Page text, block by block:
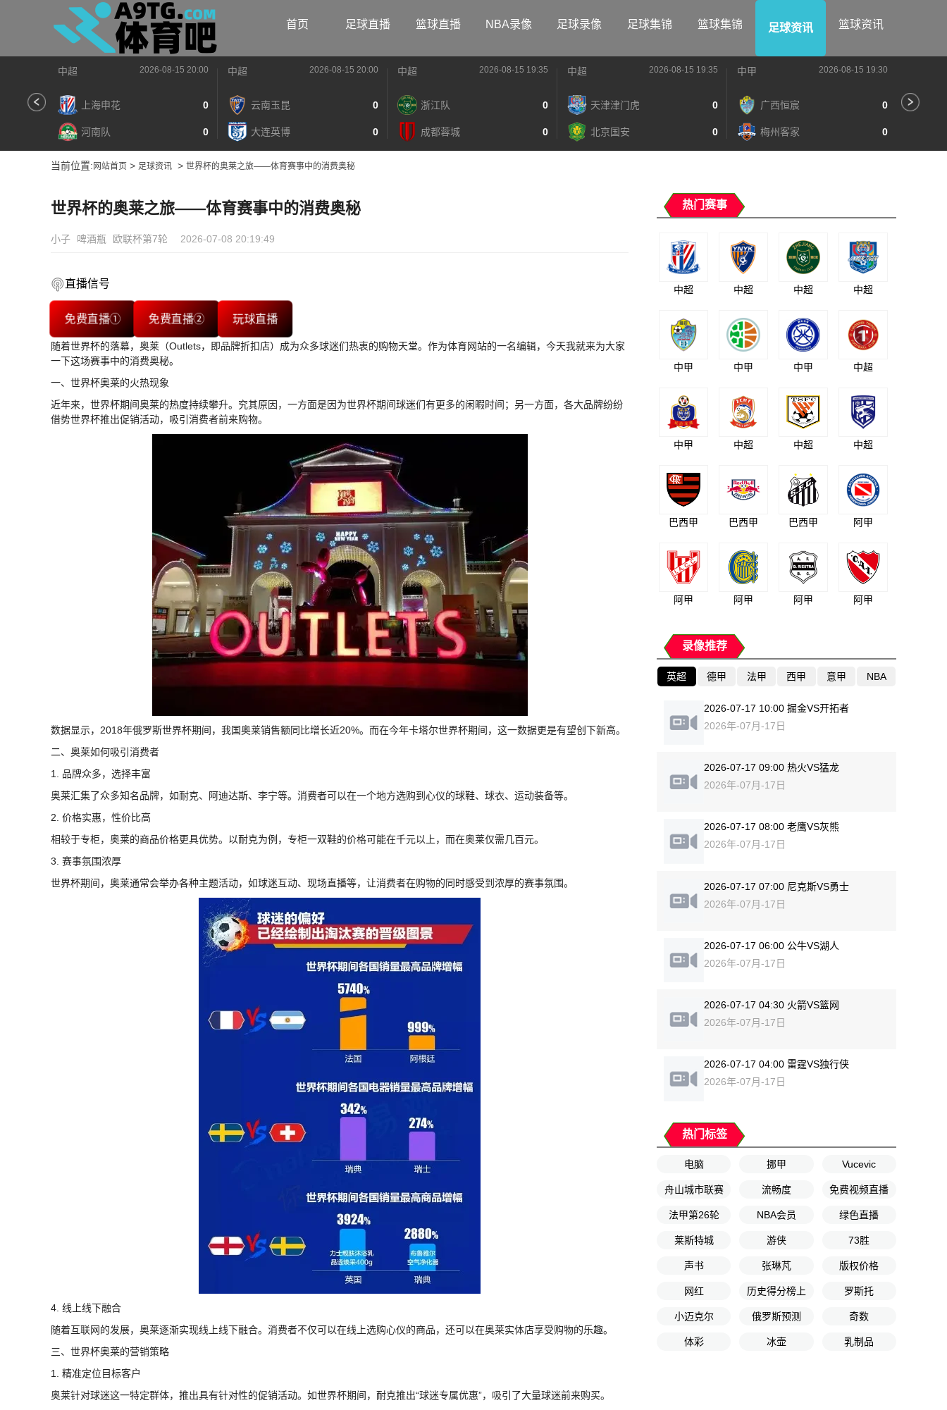
首页 足球直播 篮球直播 NBA录像 足球录像 足球集锦 篮球集锦 足球资讯 篮球资讯
中超 2026-08-15 20:00
上海申花 0
河南队 0
中超 2026-08-15 20:00
云南玉昆 0
大连英博 0
中超 2026-08-15 19:35
浙江队 0
成都蓉城 0
中超 2026-08-15 19:35
天津津门虎 0
北京国安 0
中甲 2026-08-15 19:30
广西恒宸 0
梅州客家 0
当前位置: 网站首页 > 足球资讯 > 世界杯的奥莱之旅——体育赛事中的消费奥秘
世界杯的奥莱之旅——体育赛事中的消费奥秘
小子 啤酒瓶 欧联杯第7轮 2026-07-08 20:19:49
直播信号
免费直播① 免费直播② 玩球直播
随着世界杯的落幕，奥莱（Outlets，即品牌折扣店）成为众多球迷们热衷的购物天堂。作为体育网站的一名编辑，今天我就来为大家
一下这场赛事中的消费奥秘。
一、世界杯奥莱的火热现象
近年来，世界杯期间奥莱的热度持续攀升。究其原因，一方面是因为世界杯期间球迷们有更多的闲暇时间；另一方面，各大品牌纷纷
借势世界杯推出促销活动，吸引消费者前来购物。
数据显示，2018年俄罗斯世界杯期间，我国奥莱销售额同比增长近20%。而在今年卡塔尔世界杯期间，这一数据更是有望创下新高。
二、奥莱如何吸引消费者
1. 品牌众多，选择丰富
奥莱汇集了众多知名品牌，如耐克、阿迪达斯、李宁等。消费者可以在一个地方选购到心仪的球鞋、球衣、运动装备等。
2. 价格实惠，性价比高
相较于专柜，奥莱的商品价格更具优势。以耐克为例，专柜一双鞋的价格可能在千元以上，而在奥莱仅需几百元。
3. 赛事氛围浓厚
世界杯期间，奥莱通常会举办各种主题活动，如球迷互动、现场直播等，让消费者在购物的同时感受到浓厚的赛事氛围。
4. 线上线下融合
随着互联网的发展，奥莱逐渐实现线上线下融合。消费者不仅可以在线上选购心仪的商品，还可以在奥莱实体店享受购物的乐趣。
三、世界杯奥莱的营销策略
1. 精准定位目标客户
奥莱针对球迷这一特定群体，推出具有针对性的促销活动。如世界杯期间，耐克推出“球迷专属优惠”，吸引了大量球迷前来购买。
热门赛事
中超 中超 中超 中超
中甲 中甲 中甲 中超
中甲 中超 中超 中超
巴西甲 巴西甲 巴西甲 阿甲
阿甲 阿甲 阿甲 阿甲
录像推荐
英超 德甲 法甲 西甲 意甲 NBA
2026-07-17 10:00 掘金VS开拓者
2026年-07月-17日
2026-07-17 09:00 热火VS猛龙
2026年-07月-17日
2026-07-17 08:00 老鹰VS灰熊
2026年-07月-17日
2026-07-17 07:00 尼克斯VS勇士
2026年-07月-17日
2026-07-17 06:00 公牛VS湖人
2026年-07月-17日
2026-07-17 04:30 火箭VS篮网
2026年-07月-17日
2026-07-17 04:00 雷霆VS独行侠
2026年-07月-17日
热门标签
电脑 挪甲 Vucevic
舟山城市联赛 流畅度 免费视频直播
法甲第26轮 NBA会员 绿色直播
莱斯特城 游侠 73胜
声书 张琳芃 版权价格
网红 历史得分榜上 罗斯托
小迈克尔 俄罗斯预测 奇数
体彩 冰壶 乳制品